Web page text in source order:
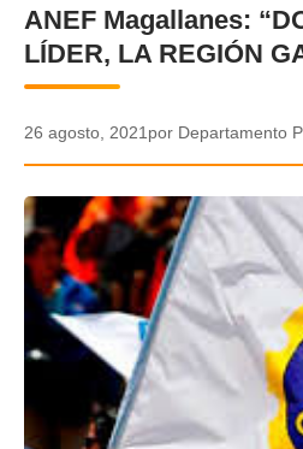
DEPORTES
POLICIAL
AUDIOS
VIDEOS
GALERIA DE FOTOS
APP MÓVIL
✕
ANEF Magallanes:
LÍDER, LA REGIÓN
26 agosto, 2021por Departamento